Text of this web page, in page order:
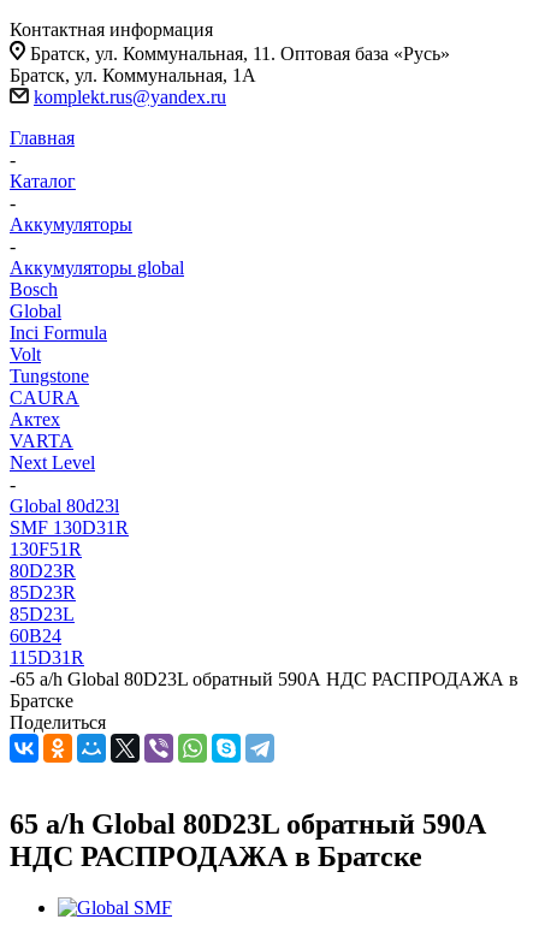
Контактная информация
Братск, ул. Коммунальная, 11. Оптовая база «Русь»
Братск, ул. Коммунальная, 1А
komplekt.rus@yandex.ru
Главная
-
Каталог
-
Аккумуляторы
-
Аккумуляторы global
Bosch
Global
Inci Formula
Volt
Tungstone
CAURA
Актех
VARTA
Next Level
-
Global 80d23l
SMF 130D31R
130F51R
80D23R
85D23R
85D23L
60В24
115D31R
-65 a/h Global 80D23L обратный 590А НДС РАСПРОДАЖА в
Братске
Поделиться
65 a/h Global 80D23L обратный 590А
НДС РАСПРОДАЖА в Братске